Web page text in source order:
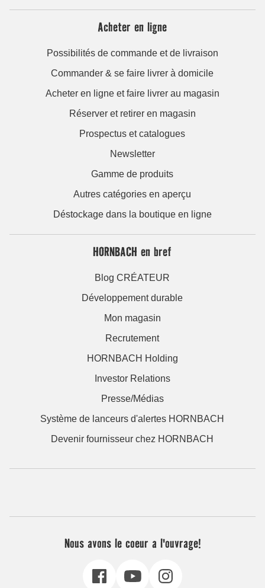
Acheter en ligne
Possibilités de commande et de livraison
Commander & se faire livrer à domicile
Acheter en ligne et faire livrer au magasin
Réserver et retirer en magasin
Prospectus et catalogues
Newsletter
Gamme de produits
Autres catégories en aperçu
Déstockage dans la boutique en ligne
HORNBACH en bref
Blog CRÉATEUR
Développement durable
Mon magasin
Recrutement
HORNBACH Holding
Investor Relations
Presse/Médias
Système de lanceurs d'alertes HORNBACH
Devenir fournisseur chez HORNBACH
Nous avons le coeur a l'ouvrage!